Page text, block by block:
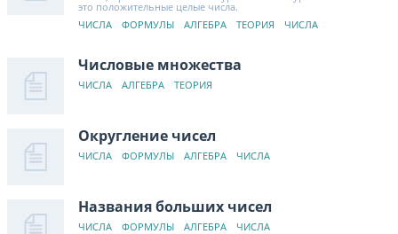
это положительные целые числа.
ЧИСЛА
ФОРМУЛЫ АЛГЕБРА ТЕОРИЯ ЧИСЛА
Числовые множества
ЧИСЛА АЛГЕБРА ТЕОРИЯ
Округление чисел
ЧИСЛА ФОРМУЛЫ АЛГЕБРА ЧИСЛА
Названия больших чисел
ЧИСЛА ФОРМУЛЫ АЛГЕБРА ЧИСЛА